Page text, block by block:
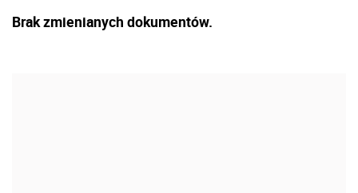
Brak zmienianych dokumentów.